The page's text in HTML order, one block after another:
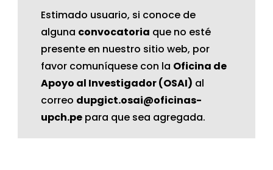
Estimado usuario, si conoce de
alguna convocatoria que no esté
presente en nuestro sitio web, por
favor comuníquese con la Oficina de
Apoyo al Investigador (OSAI) al
correo dupgict.osai@oficinas-
upch.pe para que sea agregada.